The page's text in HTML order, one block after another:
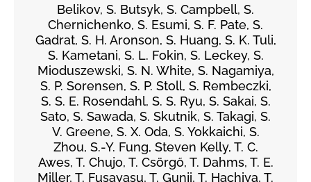
Belikov, S. Butsyk, S. Campbell, S.
Chernichenko, S. Esumi, S. F. Pate, S.
Gadrat, S. H. Aronson, S. Huang, S. K. Tuli,
S. Kametani, S. L. Fokin, S. Leckey, S.
Mioduszewski, S. N. White, S. Nagamiya,
S. P. Sorensen, S. P. Stoll, S. Rembeczki,
S. S. E. Rosendahl, S. S. Ryu, S. Sakai, S.
Sato, S. Sawada, S. Skutnik, S. Takagi, S.
V. Greene, S. X. Oda, S. Yokkaichi, S.
Zhou, S.-Y. Fung, Steven Kelly, T. C.
Awes, T. Chujo, T. Csörgő, T. Dahms, T. E.
Miller, T. Fusayasu, T. Gunji, T. Hachiya, T.